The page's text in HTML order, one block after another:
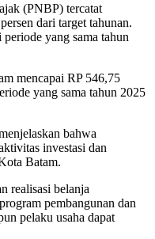
(PNBP) tercatat
dari target tahunan.
yang sama tahun
mencapai RP 546,75
yang sama tahun 2025
bahwa
investasi dan
Batam.
realisasi belanja
pembangunan dan
pelaku usaha dapat